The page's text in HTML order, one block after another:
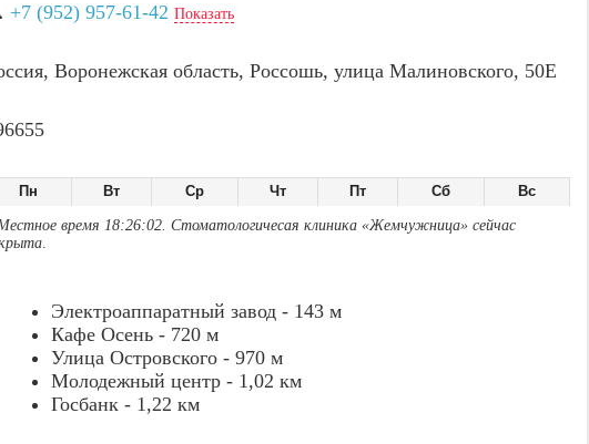
+7 (952) 957-61-42 Показать
Воронежская область, Россошь, улица Малиновского, 50Е
Пн Вт Ср Чт Пт Сб Вс
время 18:26:02. Стоматологичесая клиника «Жемчужница» сейчас
.
Электроаппаратный завод - 143 м
Кафе Осень - 720 м
Улица Островского - 970 м
Молодежный центр - 1,02 км
Госбанк - 1,22 км